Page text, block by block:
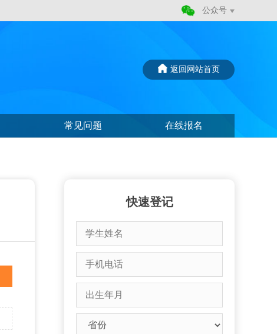
公众号
返回网站首页
常见问题 在线报名
快速登记